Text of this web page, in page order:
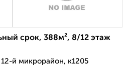
срок, 388м², 8/12 этаж
й микрорайон, к1205